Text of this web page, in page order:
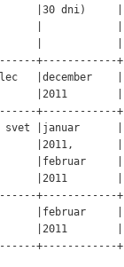
|30 dni)     |
|            |
|            |
+------------+
|december    |
|2011        |
+------------+
svet |januar      |
|2011,       |
|februar     |
|2011        |
+------------+
|februar     |
|2011        |
+------------+